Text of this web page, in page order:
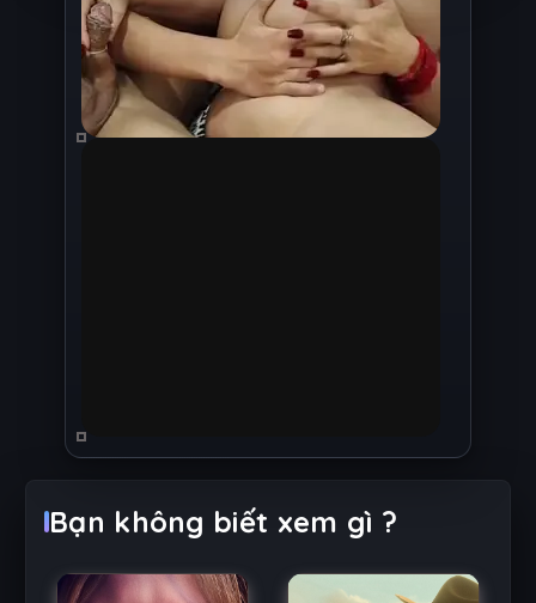
Bạn không biết xem gì ?